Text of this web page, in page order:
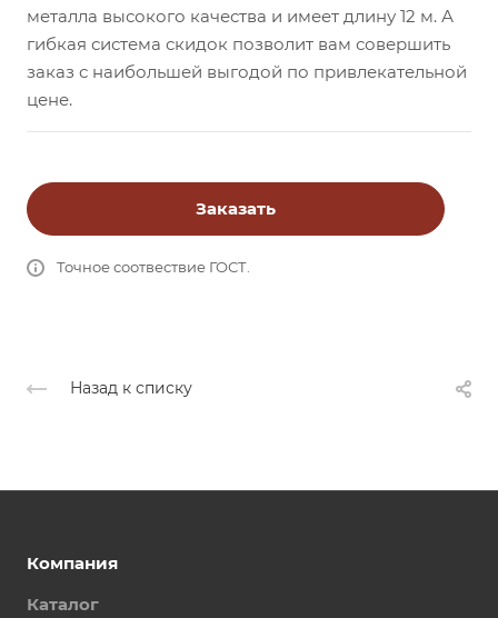
металла высокого качества и имеет длину 12 м. А
гибкая система скидок позволит вам совершить
заказ с наибольшей выгодой по привлекательной
цене.
Заказать
Точное соотвествие ГОСТ.
Назад к списку
Компания
Каталог